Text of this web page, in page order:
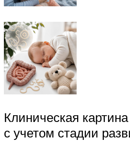
Клиническая
с учетом стадии